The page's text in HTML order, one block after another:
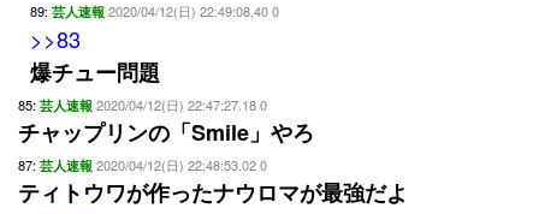
89: 芸人速報 2020/04/12(日) 22:49:08.40 0
>>83
爆チュー問題
85: 芸人速報 2020/04/12(日) 22:47:27.18 0
チャップリンの「Smile」やろ
87: 芸人速報 2020/04/12(日) 22:48:53.02 0
ティトウワが作ったナウロマが最強だよ